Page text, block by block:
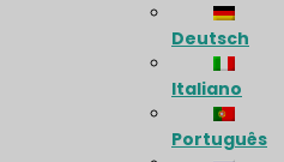
Deutsch
Italiano
Português